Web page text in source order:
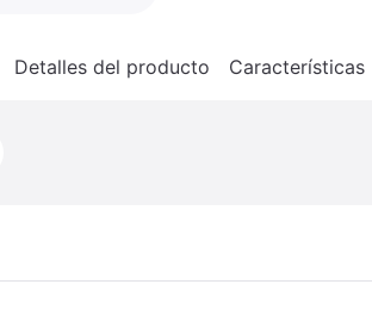
Detalles del producto Características